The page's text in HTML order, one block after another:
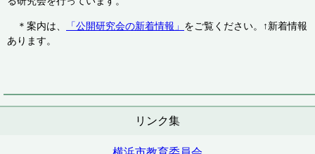
＊案内は、 「公開研究会の新着情報」 をご覧ください。↑新着情報
あります。
リンク集